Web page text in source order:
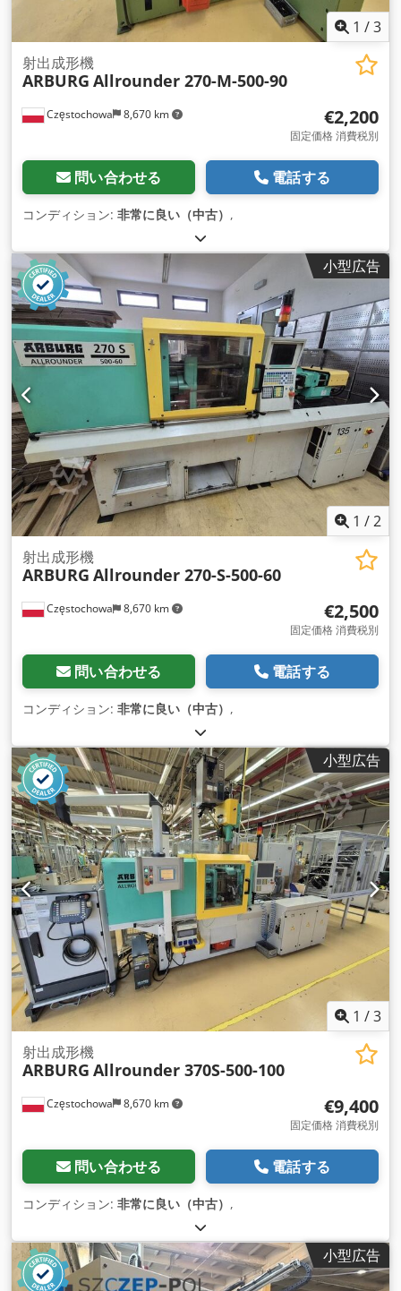
1 /3
Częstochowa 8,670 km
射出成形機
ARBURG Allrounder 270-M-500-90
€2,200
固定価格 消費税別
問い合わせる 電話する
コンディション: 非常に良い（中古） ,
小型広告
1 /2
Częstochowa 8,670 km
射出成形機
ARBURG Allrounder 270-S-500-60
€2,500
固定価格 消費税別
問い合わせる 電話する
コンディション: 非常に良い（中古） ,
小型広告
1 /3
Częstochowa 8,670 km
射出成形機
ARBURG Allrounder 370S-500-100
€9,400
固定価格 消費税別
問い合わせる 電話する
コンディション: 非常に良い（中古） ,
小型広告